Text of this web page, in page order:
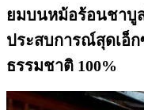
ยมบนหม้อร้อนชาบู
ประสบการณ์สุดเอ็
ธรรมชาติ 100%